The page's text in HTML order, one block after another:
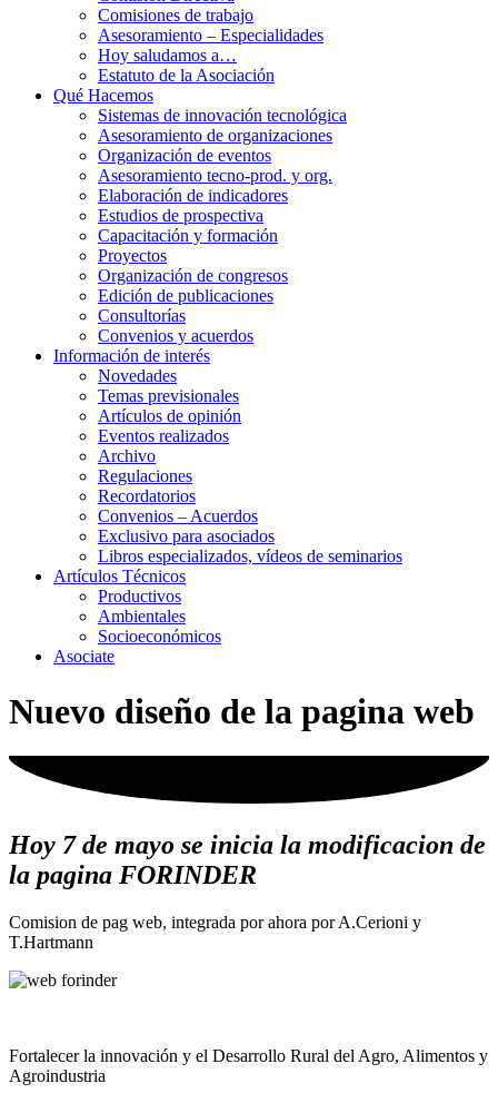
Comisiones de trabajo
Asesoramiento – Especialidades
Hoy saludamos a…
Estatuto de la Asociación
Qué Hacemos
Sistemas de innovación tecnológica
Asesoramiento de organizaciones
Organización de eventos
Asesoramiento tecno-prod. y org.
Elaboración de indicadores
Estudios de prospectiva
Capacitación y formación
Proyectos
Organización de congresos
Edición de publicaciones
Consultorías
Convenios y acuerdos
Información de interés
Novedades
Temas previsionales
Artículos de opinión
Eventos realizados
Archivo
Regulaciones
Recordatorios
Convenios – Acuerdos
Exclusivo para asociados
Libros especializados, vídeos de seminarios
Artículos Técnicos
Productivos
Ambientales
Socioeconómicos
Asociate
Nuevo diseño de la pagina web
Hoy 7 de mayo se inicia la modificacion de
la pagina FORINDER
Comision de pag web, integrada por ahora por A.Cerioni y
T.Hartmann
Fortalecer la innovación y el Desarrollo Rural del Agro, Alimentos y
Agroindustria